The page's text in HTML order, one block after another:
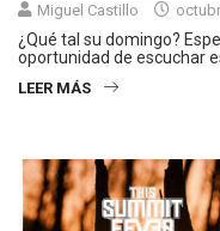
Miguel Castillo
¿Qué tal su domingo?
oportunidad de escuchar
LEER MÁS